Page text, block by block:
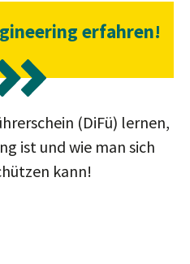
erfahren!
(DiFü) lernen,
ist und wie man sich
kann!